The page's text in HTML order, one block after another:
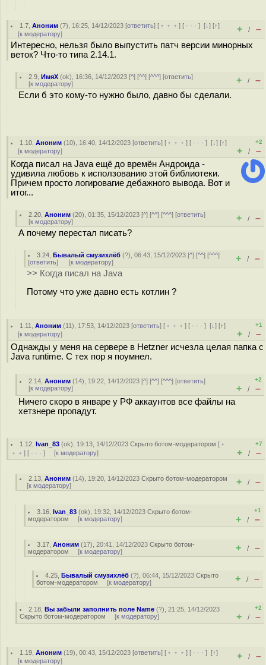
1.7 ,Аноним (7), 16:25, 14/12/2023 [ответить] [ ﹢﹢﹢] [ · · ·][↓] [↑]
[к модератору] + / –
Интересно, нельзя было выпустить патч версии минорных
веток? Что-то типа 2.14.1.
2.9 ,ИмяХ (ok), 16:36, 14/12/2023 [^] [^^] [^^^] [ответить]
[к модератору] + / –
Если б это кому-то нужно было, давно бы сделали.
1.10 ,Аноним (10), 16:40, 14/12/2023 [ответить] [ ﹢﹢﹢] [ · · ·][↓] [↑]
[к модератору]
+2
+ / –
Когда писал на Java ещё до времён Андроида -
удивила любовь к исползованию этой библиотеки.
Причем просто логировагие дебажного вывода. Вот и
итог...
2.20 ,Аноним (20), 01:35, 15/12/2023 [^] [^^] [^^^] [ответить]
[к модератору] + / –
А почему перестал писать?
3.24 ,Бывалый смузихлёб (?), 06:43, 15/12/2023 [^] [^^] [^^^]
[ответить] [к модератору] + / –
>> Когда писал на Java
Потому что уже давно есть котлин ?
1.11 ,Аноним (11), 17:53, 14/12/2023 [ответить] [ ﹢﹢﹢] [ · · ·][↓] [↑]
[к модератору]
+1
+ / –
Однажды у меня на сервере в Hetzner исчезла целая папка с
Java runtime. С тех пор я поумнел.
2.14 ,Аноним (14), 19:22, 14/12/2023 [^] [^^] [^^^] [ответить]
[к модератору]
+2
+ / –
Ничего скоро в январе у РФ аккаунтов все файлы на
хетзнере пропадут.
1.12 ,Ivan_83 (ok), 19:13, 14/12/2023Скрыто ботом-модератором [ ﹢
﹢﹢ ] [ · · · ] [к модератору]
+7
+ / –
2.13 ,Аноним (14), 19:20, 14/12/2023Скрыто ботом-модератором
[к модератору] + / –
3.16 ,Ivan_83 (ok), 19:32, 14/12/2023Скрыто ботом-
модератором [к модератору]
+1
+ / –
3.17 ,Аноним (17), 20:41, 14/12/2023Скрыто ботом-
модератором [к модератору] + / –
4.25 ,Бывалый смузихлёб (?), 06:44, 15/12/2023Скрыто
ботом-модератором [к модератору] + / –
2.18 ,Вы забыли заполнить поле Name (?), 21:25, 14/12/2023
Скрыто ботом-модератором [к модератору]
+2
+ / –
1.19 ,Аноним (19), 00:43, 15/12/2023 [ответить] [ ﹢﹢﹢] [ · · ·][↑]
[к модератору] + / –